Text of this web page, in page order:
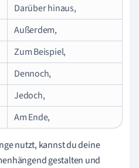
Darüber hinaus,
Außerdem,
Zum Beispiel,
Dennoch,
Jedoch,
Am Ende,
nutzt, kannst du deine
gestalten und